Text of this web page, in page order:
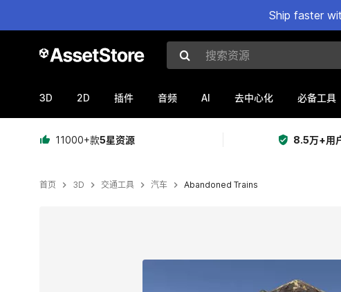
Ship faster
搜索资源
3D 2D 插件 音频 AI 去中心化 必备工具
11000+款5星资源 8.5万+用
首页 3D 交通工具 汽车 Abandoned Trains